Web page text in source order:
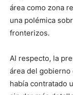
área como zona
una polémica
fronterizos.
Al respecto, la
área del gobierno
había contratado